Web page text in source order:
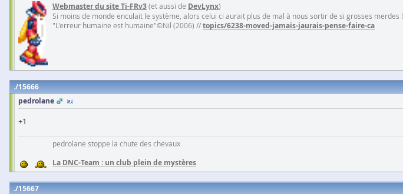
Webmaster du site Ti-FRv3(et aussi de DevLynx)
Si moins de monde enculait le système, alors celui ci aurait plus de mal à nous sortir de si grosses merdes !
"L'erreur humaine est humaine"©Nil (2006) //topics/6238-moved-jamais-jaurais-pense-faire-ca
15666
pedrolane
+1
pedrolane stoppe la chute des chevaux
La DNC-Team : un club plein de mystères
15667